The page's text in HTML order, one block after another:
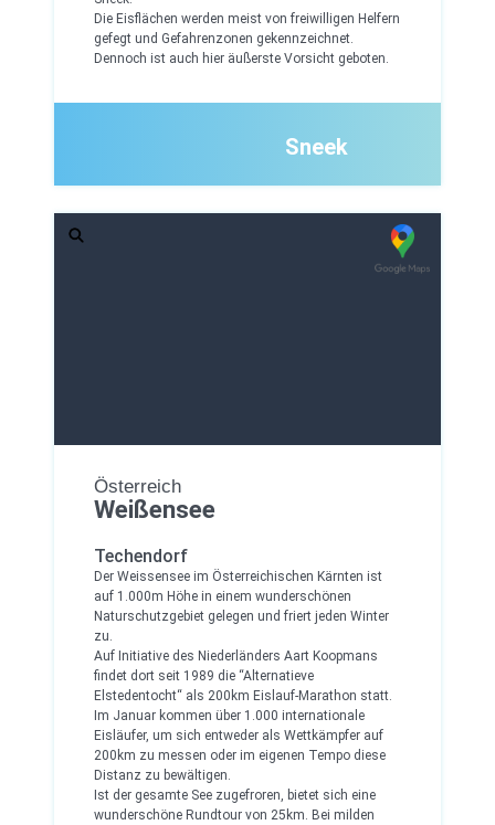
Die Eisflächen werden meist von freiwilligen Helfern
gefegt und Gefahrenzonen gekennzeichnet.
Dennoch ist auch hier äußerste Vorsicht geboten.
Sneek
Österreich
Weißensee
Techendorf
Der Weissensee im Österreichischen Kärnten ist
auf 1.000m Höhe in einem wunderschönen
Naturschutzgebiet gelegen und friert jeden Winter
zu.
Auf Initiative des Niederländers Aart Koopmans
findet dort seit 1989 die “Alternatieve
Elstedentocht“ als 200km Eislauf-Marathon statt.
Im Januar kommen über 1.000 internationale
Eisläufer, um sich entweder als Wettkämpfer auf
200km zu messen oder im eigenen Tempo diese
Distanz zu bewältigen.
Ist der gesamte See zugefroren, bietet sich eine
wunderschöne Rundtour von 25km. Bei milden